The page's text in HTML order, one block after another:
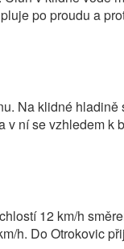
po proudu a
Na klidné
ní se vzhledem k
12 km/h
h. Do Otrokovic